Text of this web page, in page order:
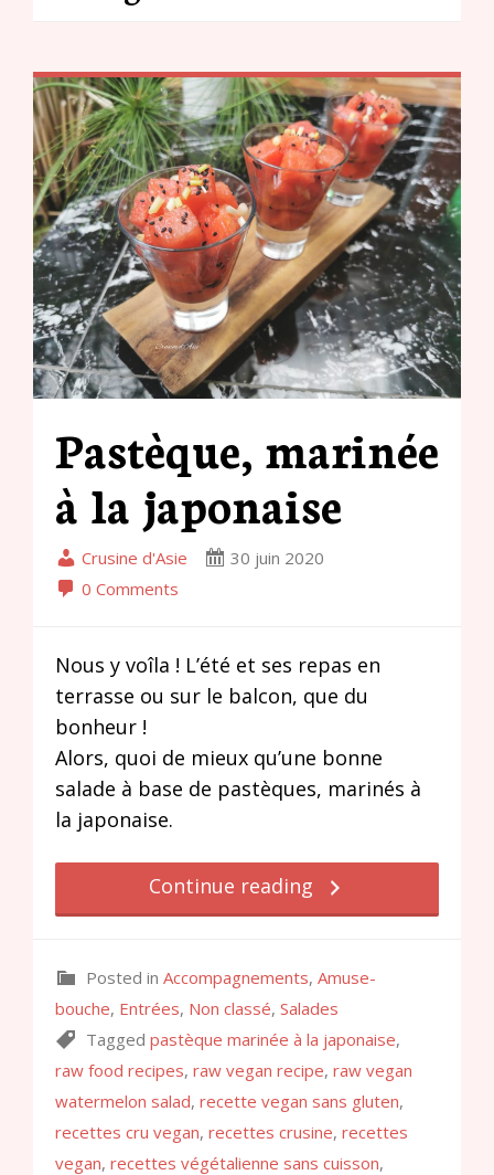
Pastèque, marinée
à la japonaise
Crusine d'Asie
30 juin 2020
0 Comments
Nous y voîla ! L’été et ses repas en
terrasse ou sur le balcon, que du
bonheur !
Alors, quoi de mieux qu’une bonne
salade à base de pastèques, marinés à
la japonaise.
Continue reading
Posted in Accompagnements, Amuse-
bouche, Entrées, Non classé, Salades
Tagged pastèque marinée à la japonaise,
raw food recipes, raw vegan recipe, raw vegan
watermelon salad, recette vegan sans gluten,
recettes cru vegan, recettes crusine, recettes
vegan, recettes végétalienne sans cuisson,